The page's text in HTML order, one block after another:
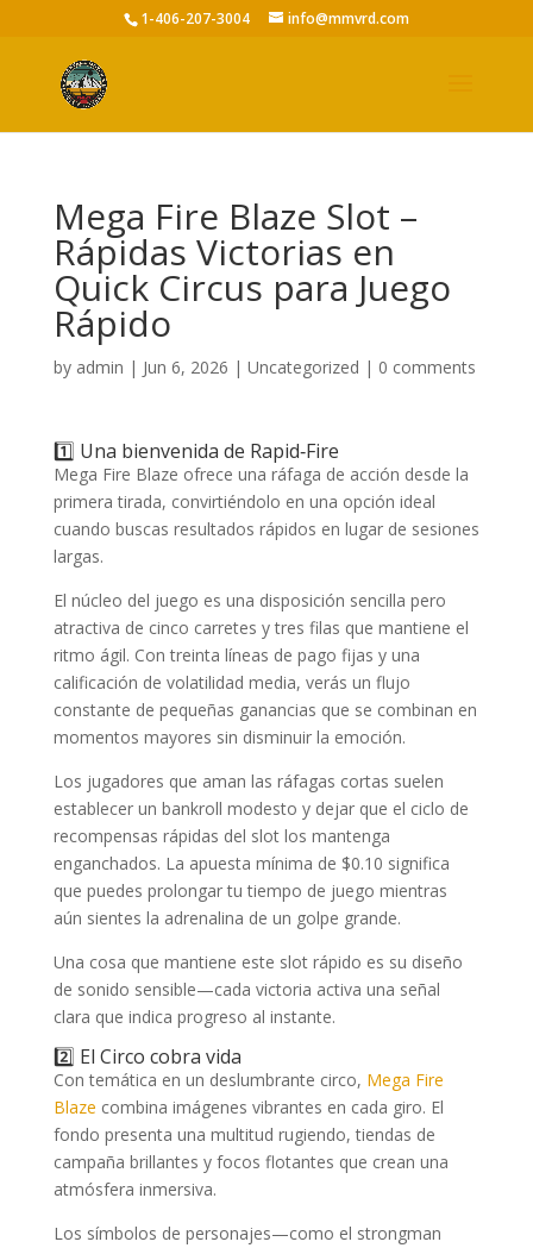
1-406-207-3004 info@mmvrd.com
Mega Fire Blaze Slot –
Rápidas Victorias en
Quick Circus para Juego
Rápido
by admin | Jun 6, 2026 | Uncategorized | 0 comments
1️⃣ Una bienvenida de Rapid‑Fire
Mega Fire Blaze ofrece una ráfaga de acción desde la
primera tirada, convirtiéndolo en una opción ideal
cuando buscas resultados rápidos en lugar de sesiones
largas.
El núcleo del juego es una disposición sencilla pero
atractiva de cinco carretes y tres filas que mantiene el
ritmo ágil. Con treinta líneas de pago fijas y una
calificación de volatilidad media, verás un flujo
constante de pequeñas ganancias que se combinan en
momentos mayores sin disminuir la emoción.
Los jugadores que aman las ráfagas cortas suelen
establecer un bankroll modesto y dejar que el ciclo de
recompensas rápidas del slot los mantenga
enganchados. La apuesta mínima de $0.10 significa
que puedes prolongar tu tiempo de juego mientras
aún sientes la adrenalina de un golpe grande.
Una cosa que mantiene este slot rápido es su diseño
de sonido sensible—cada victoria activa una señal
clara que indica progreso al instante.
2️⃣ El Circo cobra vida
Con temática en un deslumbrante circo, Mega Fire
Blaze combina imágenes vibrantes en cada giro. El
fondo presenta una multitud rugiendo, tiendas de
campaña brillantes y focos flotantes que crean una
atmósfera inmersiva.
Los símbolos de personajes—como el strongman